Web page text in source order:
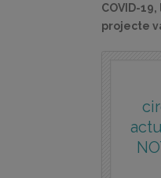
COVID-
projecte